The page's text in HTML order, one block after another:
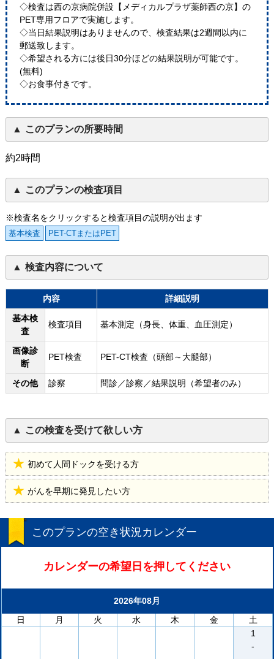
◇検査は西の京病院併設【メディカルプラザ薬師西の京】の
PET専用フロアで実施します。
◇当日結果説明はありませんので、検査結果は2週間以内に
郵送致します。
◇希望される方には後日30分ほどの結果説明が可能です。
(無料)
◇お食事付きです。
このプランの所要時間
約2時間
このプランの検査項目
※検査名をクリックすると検査項目の説明が出ます
基本検査 PET-CTまたはPET
検査内容について
内容
詳細説明
基本検
査
検査項目 基本測定（身長、体重、血圧測定）
画像診
断
PET検査 PET-CT検査（頭部～大腿部）
その他 診察 問診／診察／結果説明（希望者のみ）
この検査を受けて欲しい方
初めて人間ドックを受ける方
がんを早期に発見したい方
このプランの空き状況カレンダー
カレンダーの希望日を押してください
2026年08月
日
月 火 水 木 金
土
1
-